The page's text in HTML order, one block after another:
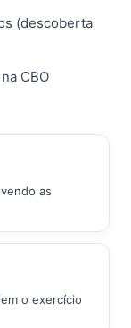
(descoberta
CBO
as
o exercício